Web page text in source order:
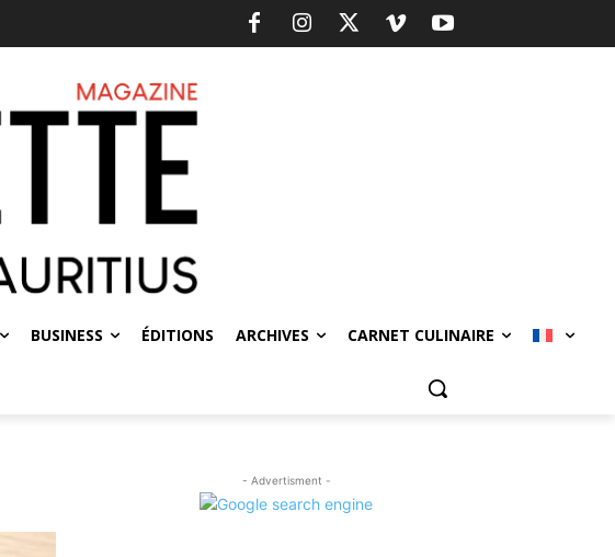
BUSINESS ÉDITIONS ARCHIVES CARNET CULINAIRE
- Advertisment -